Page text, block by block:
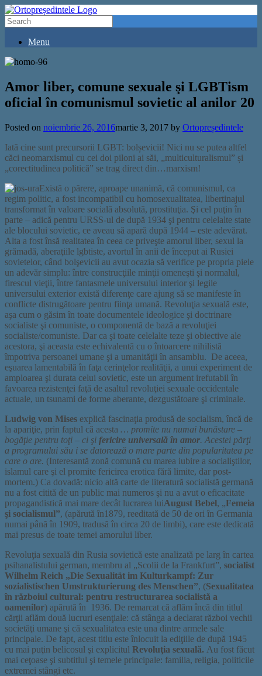
Menu
Amor liber, comune sexuale şi LGBTism
oficial în comunismul sovietic al anilor 20
Posted on noiembrie 26, 2016martie 3, 2017 by Ortopreședintele
Iată cine sunt precursorii LGBT: bolșevicii! Nici nu se putea altfel
căci neomarxismul cu cei doi piloni ai săi, „multiculturalismul” și
„corectitudinea politică” se trag direct din…marxism!
Există o părere, aproape unanimă, că comunismul, ca
regim politic, a fost incompatibil cu homosexualitatea, libertinajul
transformat în valoare socială absolută, prostituţia. Şi cel puţin în
parte – adică pentru URSS-ul de după 1934 şi pentru celelalte state
ale blocului sovietic, ce aveau să apară după 1944 – este adevărat.
Alta a fost însă realitatea în ceea ce priveşte amorul liber, sexul la
grămadă, aberaţiile lgbtiste, avortul în anii de început ai Rusiei
sovietelor, când bolşevicii au avut ocazia să verifice pe propria piele
un adevăr simplu: între construcţiile minţii omeneşti şi normalul,
firescul vieţii, între fantasmele universului interior şi legile
universului exterior există diferenţe care ajung să se manifeste în
conflicte distrugătoare pentru fiinţa umană. Revoluţia sexuală este,
aşa cum o găsim în toate documentele ideologice şi doctrinare
socialiste şi comuniste, o componentă de bază a revoluţiei
socialiste/comuniste. Dar ca şi toate celelalte teze şi obiective ale
acestora, şi aceasta este echivalentă cu o întoarcere nihilistă
împotriva persoanei umane şi a umanităţii în ansamblu. De aceea,
eşuarea lamentabilă în faţa cerinţelor realităţii, a unui experiment de
amploarea şi durata celui sovietic, este un argument irefutabil în
favoarea rezistenţei faţă de asaltul revoluţiei sexuale occidentale
actuale, un tsunami de forme aberante, dezgustătoare şi criminale.
Ludwig von Mises explică fascinaţia produsă de socialism, încă de
la apariţie, prin faptul că acesta … promite nu numai bunăstare –
bogăţie pentru toţi – ci şi fericire universală în amor. Acestei părţi
a programului său i se datorează o mare parte din popularitatea pe
care o are. (Interesantă zonă comună cu marea iubire a socialiştilor,
islamul care şi el promite fericirea erotica fără limite, dar post-
mortem.) Ca dovadă: nicio altă carte de literatură socialistă germană
nu a fost citită de un public mai numeros şi nu a avut o eficacitate
propagandistică mai mare decât lucrarea luiAugust Bebel, „Femeia
şi socialismul”, (apărută în1879, reeditată de 50 de ori în Germania
numai până în 1909, tradusă în circa 20 de limbi), care este dedicată
mai presus de toate temei amorului liber.
Revoluţia sexuală din Rusia sovietică este analizată pe larg în cartea
psihanalistului german, membru al „Scolii de la Frankfurt”, socialist
Wilhelm Reich „Die Sexualität im Kulturkampf: Zur
sozialistischen Umstrukturierung des Menschen”, (Sexualitatea
în războiul cultural: pentru restructurarea socialistă a
oamenilor) apărută în 1936. De remarcat că aflăm încă din titlul
cărţii aflăm două lucruri esenţiale: că stânga a declarat război vechii
societăţi umane şi că sexualitatea este una dintre armele sale
principale. De fapt, acest titlu este înlocuit la ediţiile de după 1945
cu mai puţin belicosul şi explicitul Revoluţia sexuală. Au fost făcut
mai ceţoase şi subtitlul şi temele principale: familia, religia, politicile
extremei stângi etc.